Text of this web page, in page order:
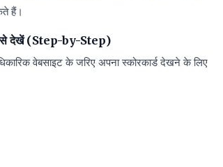
हैं।
देखें (Step-by-Step)
वेबसाइट के जरिए अपना स्कोरकार्ड देखने के लिए